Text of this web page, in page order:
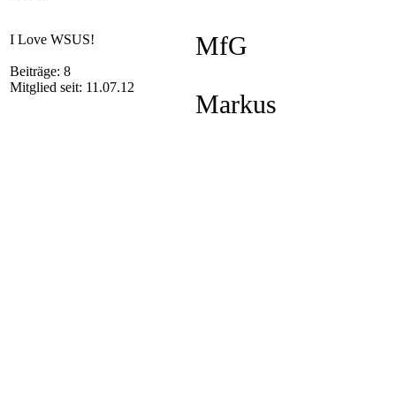
I Love WSUS!
Beiträge: 8
Mitglied seit: 11.07.12
MfG
Markus